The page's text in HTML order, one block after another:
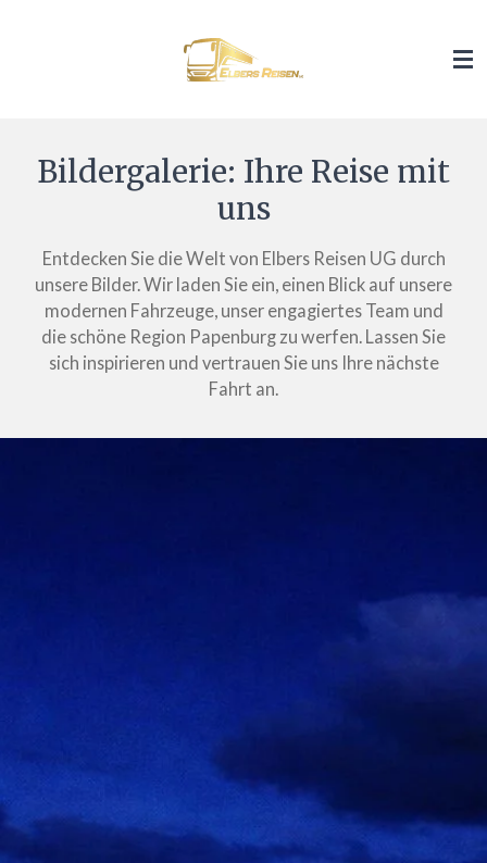
Bildergalerie: Ihre Reise mit
uns
Entdecken Sie die Welt von Elbers Reisen UG durch
unsere Bilder. Wir laden Sie ein, einen Blick auf unsere
modernen Fahrzeuge, unser engagiertes Team und
die schöne Region Papenburg zu werfen. Lassen Sie
sich inspirieren und vertrauen Sie uns Ihre nächste
Fahrt an.